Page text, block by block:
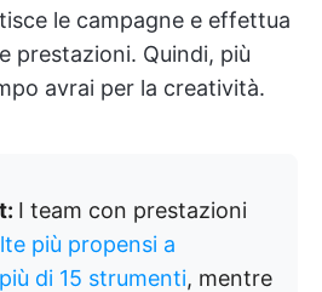
le campagne e effettua
prestazioni. Quindi, più
avrai per la creatività.
I team con prestazioni
più propensi a
di 15 strumenti, mentre